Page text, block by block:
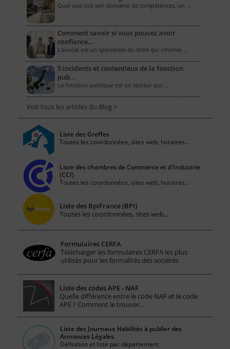
Quel que soit son domaine de compétences, un …
Comment savoir si vous pouvez avoir
confiance…
L'avocat est un spécialiste du droit qui informe …
5 incidents et contentieux de la fonction
pub…
La fonction publique est un secteur qui, …
Voir tous les articles du Blog >
Liste des Greffes
Toutes les coordonnées, sites web, horaires...
Liste des chambres de Commerce et d'Industrie
(CCI)
Toutes les coordonnées, sites web, horaires...
Liste des BpiFrance (BPI)
Toutes les coordonnées, sites web...
Formulaires CERFA
Télécharger les formulaires CERFA les plus
utilisés pour les formalités des sociétés
Liste des codes APE - NAF
Quelle différence entre le code NAF et le code
APE ? Comment le trouver…
Liste des Journaux Habilités à publier des
Annonces Légales.
Définition et liste par département